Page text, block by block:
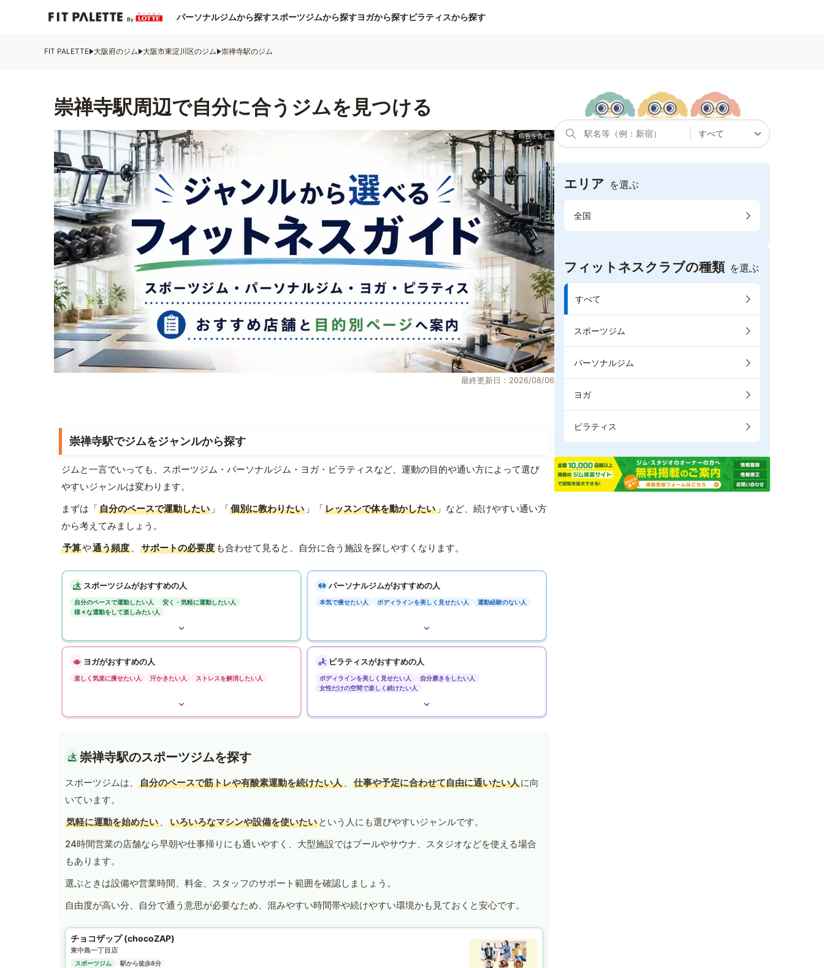
パーソナルジムから探すスポーツジムから探すヨガから探すピラティスから探す
FIT PALETTE 大阪府のジム 大阪市東淀川区のジム 崇禅寺駅のジム
崇禅寺駅周辺で自分に合うジムを見つける
最終更新日：2026/08/06
崇禅寺駅でジムをジャンルから探す
ジムと一言でいっても、スポーツジム・パーソナルジム・ヨガ・ピラティスなど、運動の目的や通い方によって選び
やすいジャンルは変わります。
まずは「自分のペースで運動したい 」「個別に教わりたい 」「レッスンで体を動かしたい 」など、続けやすい通い方
から考えてみましょう。
予算や通う頻度 、 サポートの必要度 も合わせて見ると、自分に合う施設を探しやすくなります。
スポーツジムがおすすめの人
自分のペースで運動したい人
安く・気軽に運動したい人
様々な運動をして楽しみたい人
パーソナルジムがおすすめの人
本気で痩せたい人 ボディラインを美しく見せたい人 運動経験のない人
ヨガがおすすめの人
楽しく気楽に痩せたい人 汗かきたい人 ストレスを解消したい人
ピラティスがおすすめの人
ボディラインを美しく見せたい人
自分磨きをしたい人
女性だけの空間で楽しく続けたい人
崇禅寺駅のスポーツジムを探す
スポーツジムは、 自分のペースで筋トレや有酸素運動を続けたい人 、 仕事や予定に合わせて自由に通いたい人に向
いています。
気軽に運動を始めたい 、 いろいろなマシンや設備を使いたい という人にも選びやすいジャンルです。
24時間営業の店舗なら早朝や仕事帰りにも通いやすく、大型施設ではプールやサウナ、スタジオなどを使える場合
もあります。
選ぶときは設備や営業時間、料金、スタッフのサポート範囲を確認しましょう。
自由度が高い分、自分で通う意思が必要なため、混みやすい時間帯や続けやすい環境かも見ておくと安心です。
チョコザップ (chocoZAP)
東中島一丁目店
スポーツジム
駅から徒歩8分
エリア を選ぶ
全国
フィットネスクラブの種類 を選ぶ
すべて
スポーツジム
パーソナルジム
ヨガ
ピラティス